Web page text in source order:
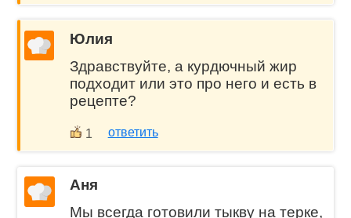
Юлия
Здравствуйте, а курдючный жир
подходит или это про него и есть в
рецепте?
1 ответить
Аня
Мы всегда готовили тыкву на терке,